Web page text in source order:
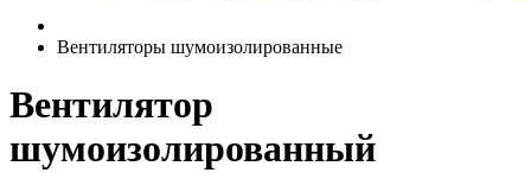
Вентиляторы шумоизолированные
Вентилятор
шумоизолированный